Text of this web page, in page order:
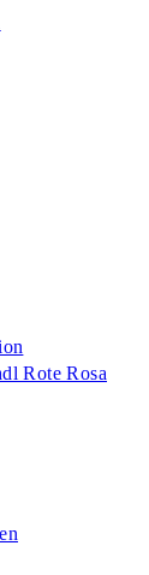
Rote Rosa